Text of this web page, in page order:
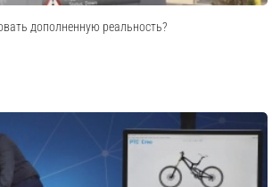
дополненную реальность?